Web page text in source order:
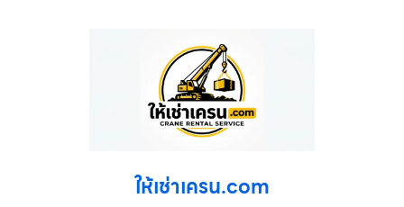
ให้เช่าเครน.com